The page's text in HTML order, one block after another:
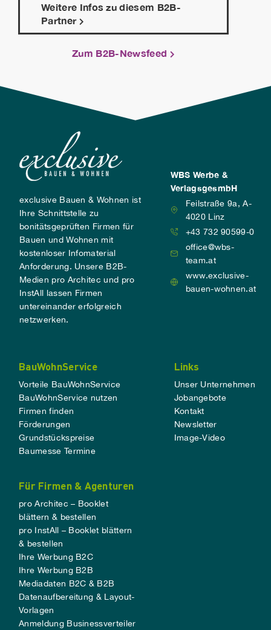
Weitere Infos zu diesem B2B-
Partner
Zum B2B-Newsfeed
exclusive Bauen & Wohnen ist
Ihre Schnittstelle zu
bonitätsgeprüften Firmen für
Bauen und Wohnen mit
kostenloser Infomaterial
Anforderung. Unsere B2B-
Medien pro Architec und pro
InstAll lassen Firmen
untereinander erfolgreich
netzwerken.
WBS Werbe &
VerlagsgesmbH
Feilstraße 9a, A-
4020 Linz
+43 732 90599-0
office@wbs-
team.at
www.exclusive-
bauen-wohnen.at
BauWohnService
Vorteile BauWohnService
BauWohnService nutzen
Firmen finden
Förderungen
Grundstückspreise
Baumesse Termine
Links
Unser Unternehmen
Jobangebote
Kontakt
Newsletter
Image-Video
Für Firmen & Agenturen
pro Architec – Booklet
blättern & bestellen
pro InstAll – Booklet blättern
& bestellen
Ihre Werbung B2C
Ihre Werbung B2B
Mediadaten B2C & B2B
Datenaufbereitung & Layout-
Vorlagen
Anmeldung Businessverteiler